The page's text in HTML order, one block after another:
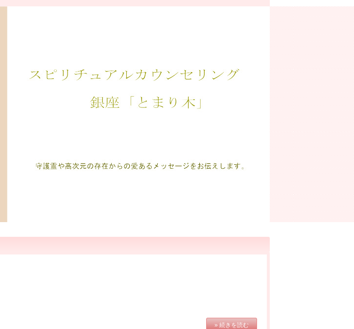
» 続きを読む